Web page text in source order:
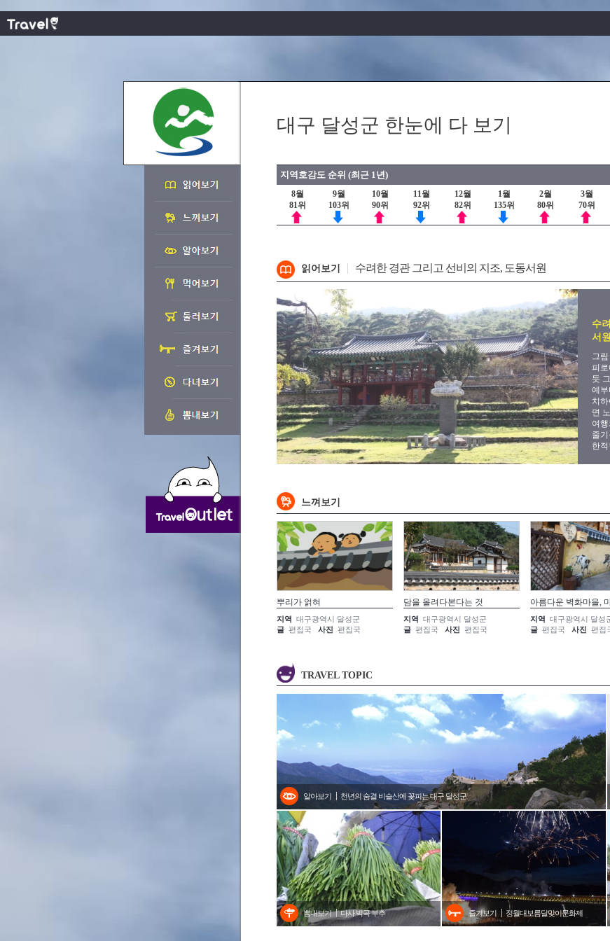
대구 달성군 한눈에 다 보기
지역호감도 순위 (최근 1년)
8월
81위
9월
103위
10월
90위
11월
92위
12월
82위
1월
135위
2월
80위
3월
70위
읽어보기 수려한 경관 그리고 선비의 지조, 도동서원
수
서원
그
피
듯
예부
치
면
여
줄
한
느껴보기
뿌리가 얽혀
지역 대구광역시 달성군
글 편집국 사진 편집국
담을 올려다본다는 것
지역 대구광역시 달성군
글 편집국 사진 편집국
아름다운 벽화마을,
지역 대구광역시 달성
글 편집국 사진 편집
TRAVEL TOPIC
알아보기 천년의 숨결 비슬산에 꽃피는 대구 달성군
즐겨보기 정월대보름달맞이문화제
뽐내보기 다사 박곡 부추